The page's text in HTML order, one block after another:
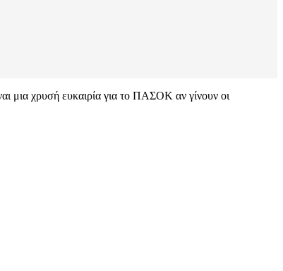
μια χρυσή ευκαιρία για το ΠΑΣΟΚ αν γίνουν οι